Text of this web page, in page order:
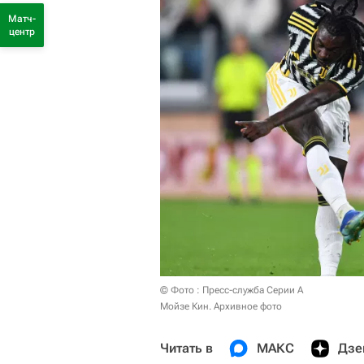
© Фото : Пресс-служба Серии А
Мойзе Кин. Архивное фото
Читать в МАКС
Матч-
центр